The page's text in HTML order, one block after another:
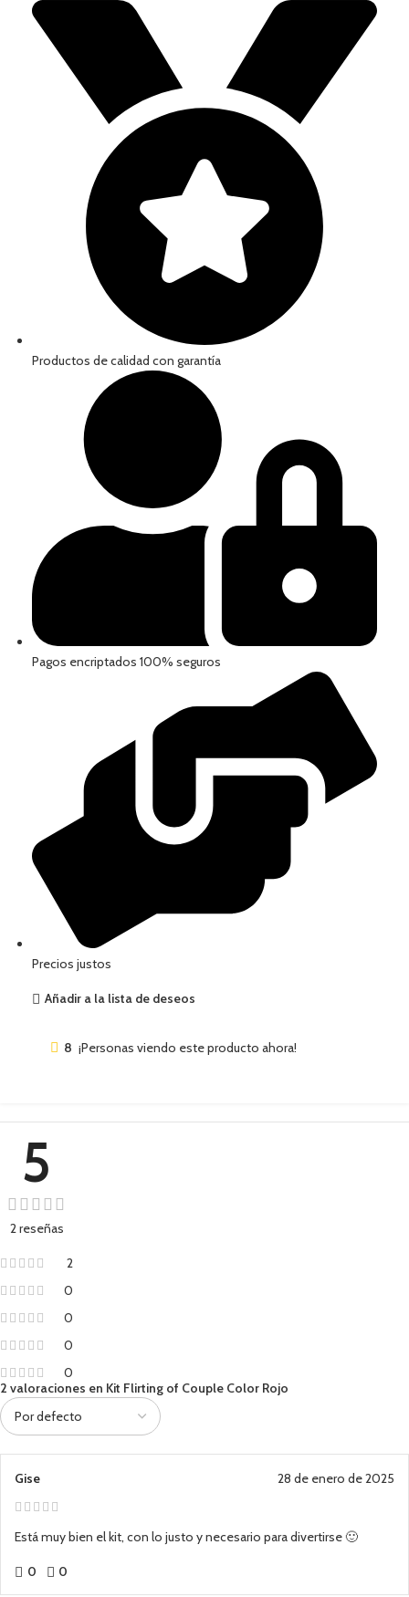
Productos de calidad con garantía
Pagos encriptados 100% seguros
Precios justos
Añadir a la lista de deseos
8 ¡Personas viendo este producto ahora!
5
2 reseñas
2
0
0
0
0
2 valoraciones en Kit Flirting of Couple Color Rojo
Gise 28 de enero de 2025
Está muy bien el kit, con lo justo y necesario para divertirse 🙂
0 0